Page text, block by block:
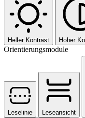
Heller Kontrast Hoher
Orientierungsmodule
Leselinie Leseansicht